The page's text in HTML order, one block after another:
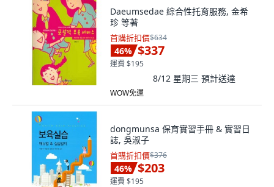
Daeumsedae 綜合性托育服務, 金希
珍 等著
首購折扣價$634
46% $337
運費 $195
8/12 星期三 預計送達
WOW免運
dongmunsa 保育實習手冊 & 實習日
誌, 吳淑子
首購折扣價$376
46% $203
運費 $195